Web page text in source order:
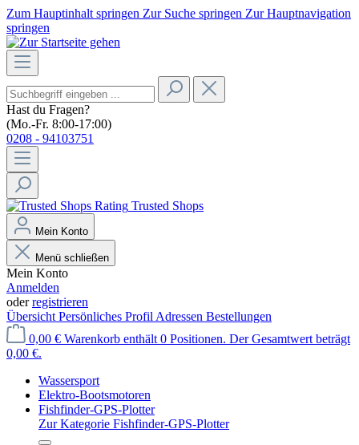
Zum Hauptinhalt springen Zur Suche springen Zur Hauptnavigation
springen
Hast du Fragen?
(Mo.-Fr. 8:00-17:00)
0208 - 94103751
Trusted Shops
Mein Konto
Menü schließen
Mein Konto
Anmelden
oderregistrieren
Übersicht Persönliches Profil Adressen Bestellungen
0,00 € Warenkorb enthält 0 Positionen. Der Gesamtwert beträgt
0,00 €.
Wassersport
Elektro-Bootsmotoren
Fishfinder-GPS-Plotter
Zur Kategorie Fishfinder-GPS-Plotter